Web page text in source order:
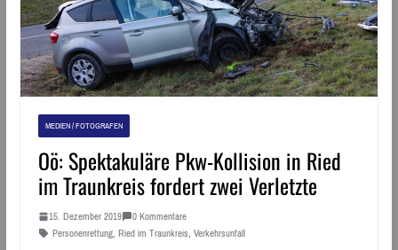
MEDIEN / FOTOGRAFEN
Oö: Spektakuläre Pkw-Kollision in Ried
im Traunkreis fordert zwei Verletzte
15. Dezember 2019
0 Kommentare
Personenrettung, Ried im Traunkreis, Verkehrsunfall